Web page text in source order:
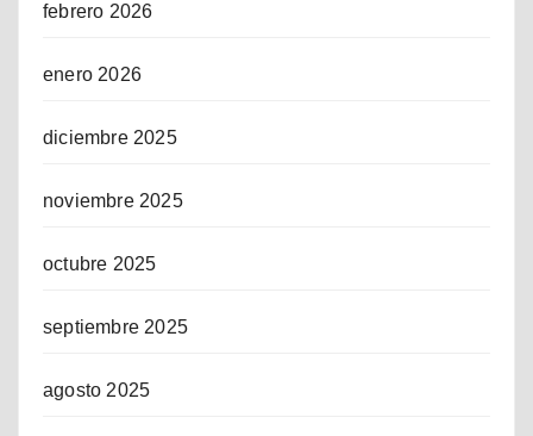
febrero 2026
enero 2026
diciembre 2025
noviembre 2025
octubre 2025
septiembre 2025
agosto 2025